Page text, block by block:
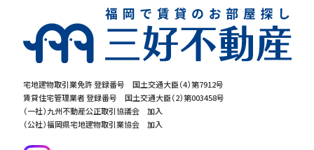
宅地建物取引業免許 登録番号 国土交通大臣（4）第7912号
賃貸住宅管理業者 登録番号 国土交通大臣（2）第003458号
（一社）九州不動産公正取引協議会 加入
（公社）福岡県宅地建物取引業協会 加入